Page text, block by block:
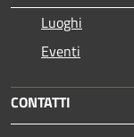
Luoghi
Eventi
CONTATTI